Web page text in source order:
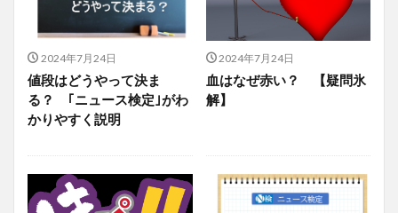
2024年7月24日
値段はどうやって決ま
る？ ｢ニュース検定｣がわ
かりやすく説明
2024年7月24日
血はなぜ赤い？ 【疑問氷
解】